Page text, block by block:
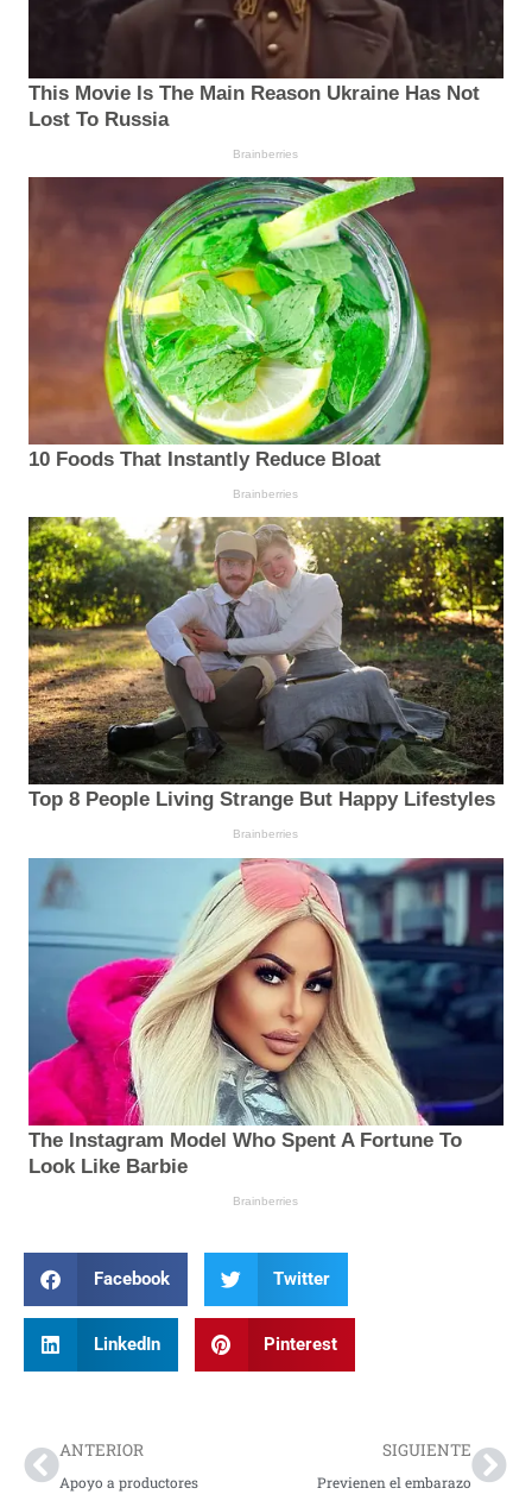
Facebook Twitter
LinkedIn Pinterest
ANTERIOR
Apoyo a productores
SIGUIENTE
Previenen el embarazo